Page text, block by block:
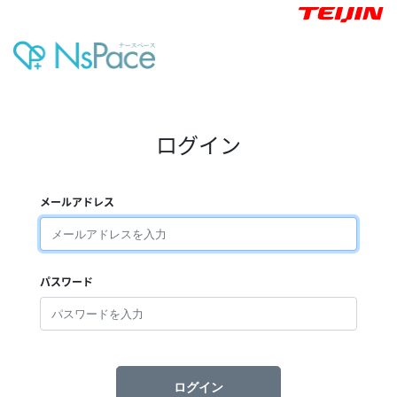
ログイン
メールアドレス
パスワード
ログイン